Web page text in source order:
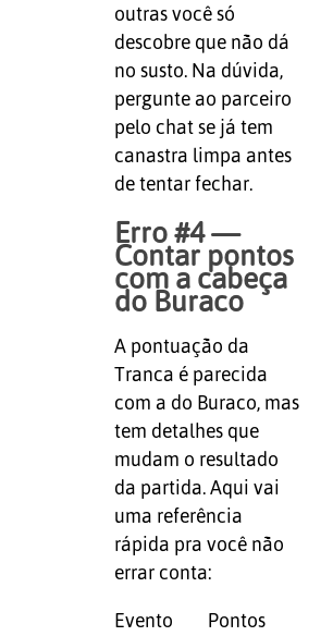
outras você só
descobre que não dá
no susto. Na dúvida,
pergunte ao parceiro
pelo chat se já tem
canastra limpa antes
de tentar fechar.
Erro #4 —
Contar pontos
com a cabeça
do Buraco
A pontuação da
Tranca é parecida
com a do Buraco, mas
tem detalhes que
mudam o resultado
da partida. Aqui vai
uma referência
rápida pra você não
errar conta:
Evento
Pontos